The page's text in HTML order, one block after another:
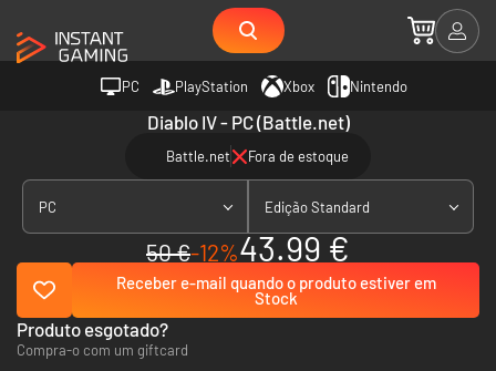
PC PlayStation Xbox Nintendo
Diablo IV - PC (Battle.net)
Battle.net Fora de estoque
PC Edição Standard
50 €-12%43.99 €
Receber e-mail quando o produto estiver em
Stock
Produto esgotado?
Compra-o com um giftcard